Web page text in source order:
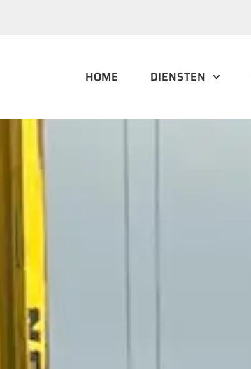
HOME DIENSTEN